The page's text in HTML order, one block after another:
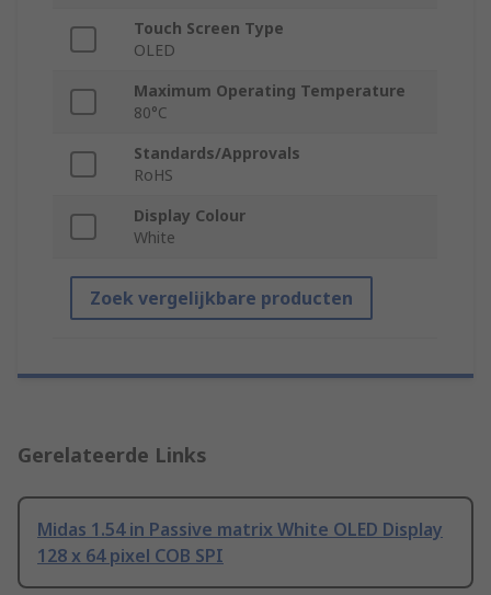
Touch Screen Type
OLED
Maximum Operating Temperature
80°C
Standards/Approvals
RoHS
Display Colour
White
Zoek vergelijkbare producten
Gerelateerde Links
Midas 1.54 in Passive matrix White OLED Display
128 x 64 pixel COB SPI